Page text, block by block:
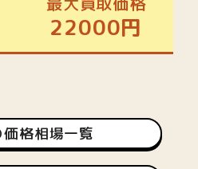
22000円
格相場一覧